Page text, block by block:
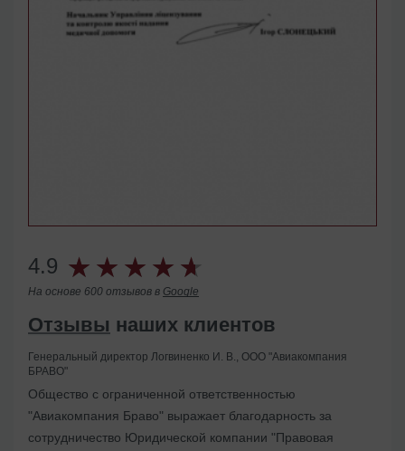
4.9
На основе 600 отзывов в Google
Отзывы наших клиентов
Генеральный директор Логвиненко И. В., ООО "Авиакомпания
БРАВО"
Общество с ограниченной ответственностью
"Авиакомпания Браво" выражает благодарность за
сотрудничество Юридической компании "Правовая
Помогли с ликвидацией иностранного представительства
в Украине